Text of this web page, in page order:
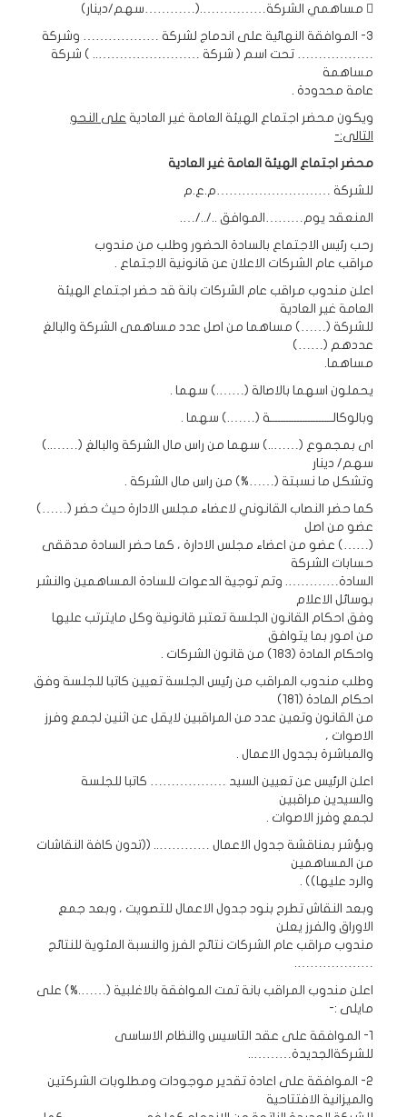
 مساهمي الشركة…………….(…………سهم/دينار)
3- الموافقة النهائية على اندماج لشركة ……………… وشركة
……………… تحت اسم ( شركة …………………….. ) شركة
مساهمة
عامة محدودة .
ويكون محضر اجتماع الهيئة العامة غير العادية على النحو
التالى:-
محضر اجتماع الهيئة العامة غير العادية
للشركة ………………………م.ع.م
المنعقد يوم………الموافق ../../….
رحب رئيس الاجتماع بالسادة الحضور وطلب من مندوب
مراقب عام الشركات الاعلان عن قانونية الاجتماع .
اعلن مندوب مراقب عام الشركات بانة قد حضر اجتماع الهيئة
العامة غير العادية
للشركة (……) مساهما من اصل عدد مساهمى الشركة والبالغ
عددهم (……)
مساهما.
يحملون اسهما بالاصالة (…….) سهما .
وبالوكالـــــــــــــــــــــــة (…….) سهما .
اى بمجموع (……..) سهما من راس مال الشركة والبالغ (……..)
سهم/ دينار
وتشكل ما نسبتة (……%) من راس مال الشركة .
كما حضر النصاب القانوني لاعضاء مجلس الادارة حيث حضر (……)
عضو من اصل
(……) عضو من اعضاء مجلس الادارة ، كما حضر السادة مدققى
حسابات الشركة
السادة…………. وتم توجية الدعوات للسادة المساهمين والنشر
بوسائل الاعلام
وفق احكام القانون الجلسة تعتبر قانونية وكل مايترتب عليها
من امور بما يتوافق
واحكام المادة (183) من قانون الشركات .
وطلب مندوب المراقب من رئيس الجلسة تعيين كاتبا للجلسة وفق
احكام المادة (181)
من القانون وتعين عدد من المراقبين لايقل عن اثنين لجمع وفرز
الاصوات ،
والمباشرة بجدول الاعمال .
اعلن الرئيس عن تعيين السيد ……………… كاتبا للجلسة
والسيدين مراقبين
لجمع وفرز الاصوات .
وبؤشر بمناقشة جدول الاعمال ………….. ((تدون كافة النقاشات
من المساهمين
والرد عليها)) .
وبعد النقاش تطرح بنود جدول الاعمال للتصويت ، وبعد جمع
الاوراق والفرز يعلن
مندوب مراقب عام الشركات نتائج الفرز والنسبة المئوية للنتائج
……………….
اعلن مندوب المراقب بانة تمت الموافقة بالاغلبية (…….%) على
مايلى :-
1- الموافقة على عقد التاسيس والنظام الاساسى
للشركةالجديدة………..
2- الموافقة على اعادة تقدير موجودات ومطلوبات الشركتين
والميزانية الافتتاحية